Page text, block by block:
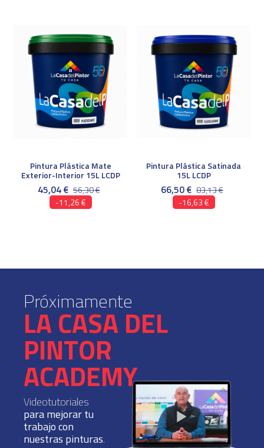
Pintura Plástica Mate
Exterior-Interior 15L LCDP
45,04 € 56,30 €
-11,26 €
Pintura Plástica Satinada
15L LCDP
66,50 € 83,13 €
-16,63 €
Próximamente
LA CASA DEL
PINTOR
ACADEMY
Videotutoriales
para mejorar tu
trabajo con
nuestras pinturas.